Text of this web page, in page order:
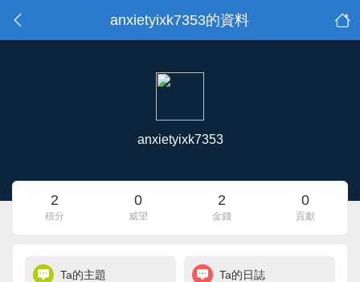
anxietyixk7353的資料
anxietyixk7353
2
積分
0
威望
2
金錢
0
貢獻
Ta的主題 Ta的日誌